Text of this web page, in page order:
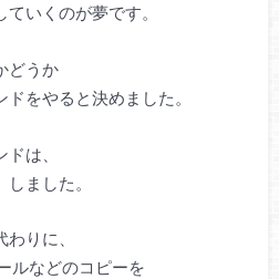
いくのが夢です。
どうか
をやると決めました。
は、
ました。
りに、
ルなどのコピーを